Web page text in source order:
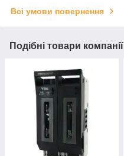
Всі умови повернення
Подібні товари компанії